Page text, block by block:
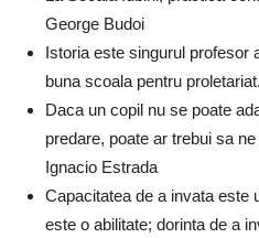
George Budoi
Istoria este singurul profesor
buna scoala pentru
Daca un copil nu se poate
predare, poate ar trebui sa
Ignacio Estrada
Capacitatea de a invata este
este o abilitate; dorinta de a